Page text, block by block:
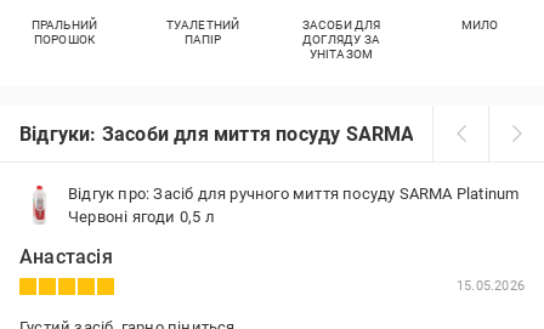
ПРАЛЬНИЙ
ПОРОШОК
ТУАЛЕТНИЙ
ПАПІР
ЗАСОБИ ДЛЯ
ДОГЛЯДУ ЗА
УНІТАЗОМ
МИЛО
Відгуки: Засоби для миття посуду SARMA
Відгук про: Засіб для ручного миття посуду SARMA Platinum
Червоні ягоди 0,5 л
Анастасія
15.05.2026